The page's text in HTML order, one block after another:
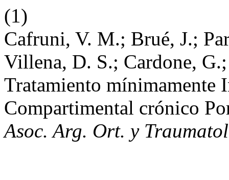
(1)
Cafruni, V. M.; Brué, J.;
Villena, D. S.; Cardone,
Tratamiento mínimamente
Compartimental crónico
Asoc. Arg. Ort. y Traumatol